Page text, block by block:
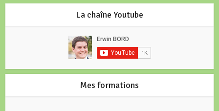
La chaîne Youtube
Mes formations